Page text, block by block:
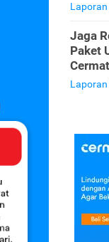
Jaga
Paket